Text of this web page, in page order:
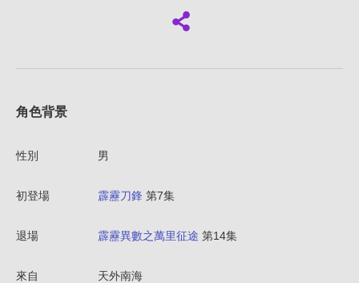
角色背景
性別 男
初登場 霹靂刀鋒 第7集
退場 霹靂異數之萬里征途 第14集
來自 天外南海